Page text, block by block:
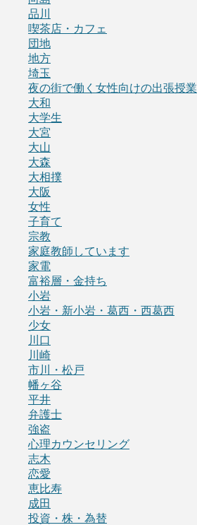
品川
喫茶店・カフェ
団地
地方
埼玉
夜の街で働く女性向けの出張授業
大和
大学生
大宮
大山
大森
大相撲
大阪
女性
子育て
宗教
家庭教師しています
家電
富裕層・金持ち
小岩
小岩・新小岩・葛西・西葛西
少女
川口
川崎
市川・松戸
幡ヶ谷
平井
弁護士
強盗
心理カウンセリング
志木
恋愛
恵比寿
成田
投資・株・為替